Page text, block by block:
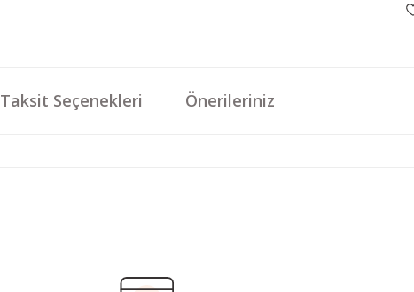
Taksit Seçenekleri Önerileriniz